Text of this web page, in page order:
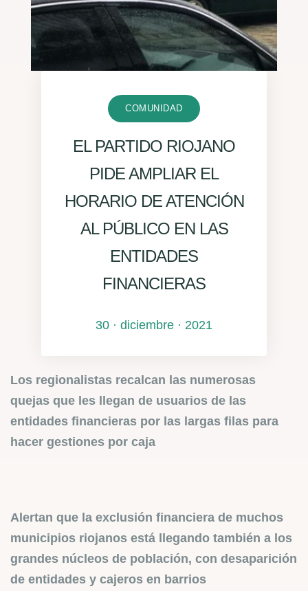
COMUNIDAD
EL PARTIDO RIOJANO
PIDE AMPLIAR EL
HORARIO DE ATENCIÓN
AL PÚBLICO EN LAS
ENTIDADES
FINANCIERAS
30 · diciembre · 2021
Los regionalistas recalcan las numerosas
quejas que les llegan de usuarios de las
entidades financieras por las largas filas para
hacer gestiones por caja
Alertan que la exclusión financiera de muchos
municipios riojanos está llegando también a los
grandes núcleos de población, con desaparición
de entidades y cajeros en barrios